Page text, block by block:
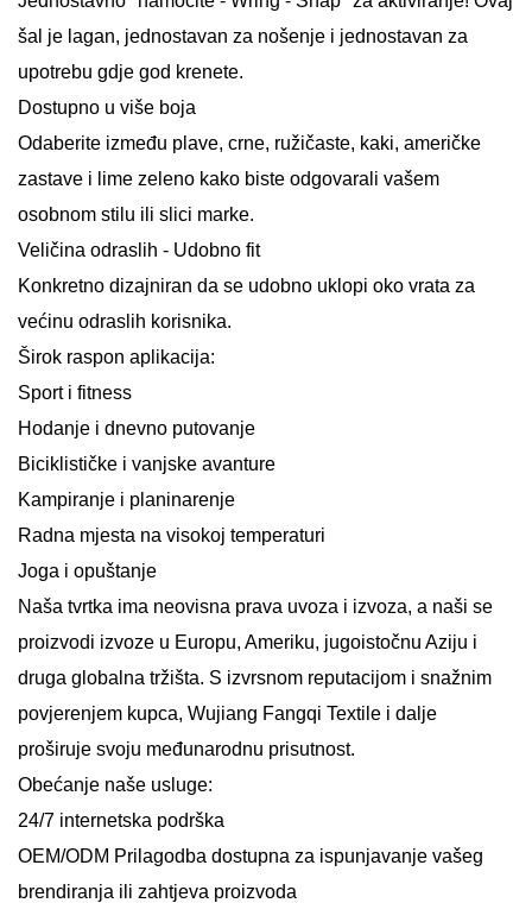
šal je lagan, jednostavan za nošenje i jednostavan za
upotrebu gdje god krenete.
Dostupno u više boja
Odaberite između plave, crne, ružičaste, kaki, američke
zastave i lime zeleno kako biste odgovarali vašem
osobnom stilu ili slici marke.
Veličina odraslih - Udobno fit
Konkretno dizajniran da se udobno uklopi oko vrata za
većinu odraslih korisnika.
Širok raspon aplikacija:
Sport i fitness
Hodanje i dnevno putovanje
Biciklističke i vanjske avanture
Kampiranje i planinarenje
Radna mjesta na visokoj temperaturi
Joga i opuštanje
Naša tvrtka ima neovisna prava uvoza i izvoza, a naši se
proizvodi izvoze u Europu, Ameriku, jugoistočnu Aziju i
druga globalna tržišta. S izvrsnom reputacijom i snažnim
povjerenjem kupca, Wujiang Fangqi Textile i dalje
proširuje svoju međunarodnu prisutnost.
Obećanje naše usluge:
24/7 internetska podrška
OEM/ODM Prilagodba dostupna za ispunjavanje vašeg
brendiranja ili zahtjeva proizvoda